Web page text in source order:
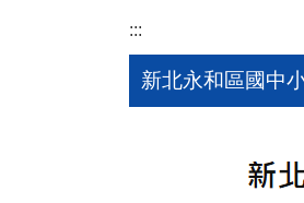
:::
新北永和區國中